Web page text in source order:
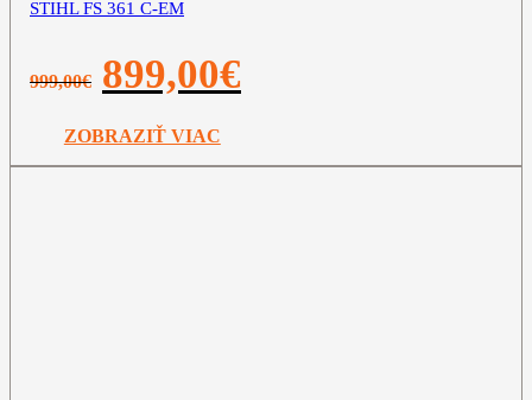
STIHL FS 361 C-EM
999,00€
Pôvodná
cena
999,00€.
899,00€
ZOBRAZIŤ VIAC